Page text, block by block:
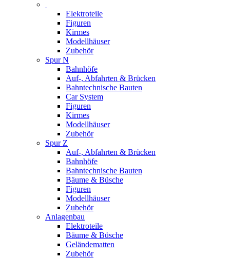
Elektroteile
Figuren
Kirmes
Modellhäuser
Zubehör
Spur N
Bahnhöfe
Auf-, Abfahrten & Brücken
Bahntechnische Bauten
Car System
Figuren
Kirmes
Modellhäuser
Zubehör
Spur Z
Auf-, Abfahrten & Brücken
Bahnhöfe
Bahntechnische Bauten
Bäume & Büsche
Figuren
Modellhäuser
Zubehör
Anlagenbau
Elektroteile
Bäume & Büsche
Geländematten
Zubehör